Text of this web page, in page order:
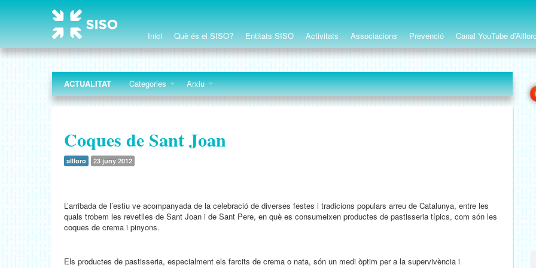
Inici Què és el SISO? Entitats SISO Activitats Associacions Prevenció Canal YouTube
ACTUALITAT Categories Arxiu
Coques de Sant Joan
allloro 23 juny 2012
L’arribada de l’estiu ve acompanyada de la celebració de diverses festes i tradicions populars arreu de Catalunya, entre les
quals trobem les revetlles de Sant Joan i de Sant Pere, en què es consumeixen productes de pastisseria típics, com són les
coques de crema i pinyons.
Els productes de pastisseria, especialment els farcits de crema o nata, són un medi òptim per a la supervivència i